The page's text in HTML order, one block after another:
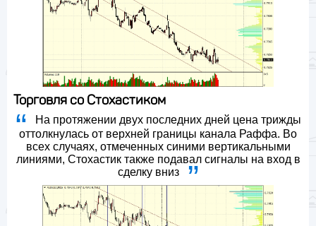
Торговля со Стохастиком
На протяжении двух последних дней цена трижды
оттолкнулась от верхней границы канала Раффа. Во
всех случаях, отмеченных синими вертикальными
линиями, Стохастик также подавал сигналы на вход в
сделку вниз